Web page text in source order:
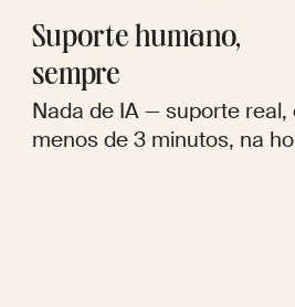
Suporte humano,
sempre
Nada de IA — suporte
menos de 3 minutos, na